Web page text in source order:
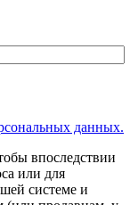
данных.
впоследствии
или для
системе и